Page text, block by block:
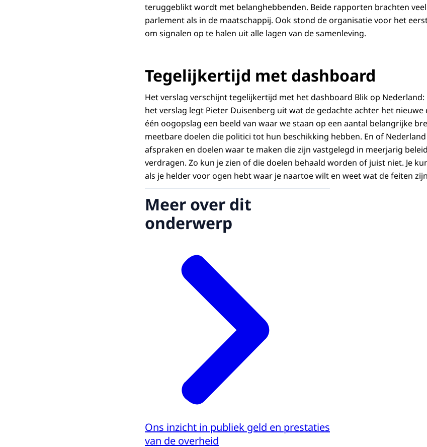
teruggeblikt wordt met belanghebbenden. Beide rapporten brachten
parlement als in de maatschappij. Ook stond de organisatie voor het
om signalen op te halen uit alle lagen van de samenleving.
Tegelijkertijd met dashboard
Het verslag verschijnt tegelijkertijd met het dashboard Blik op Nederland:
het verslag legt Pieter Duisenberg uit wat de gedachte achter het nieuwe
één oogopslag een beeld van waar we staan op een aantal belangrijke
meetbare doelen die politici tot hun beschikking hebben. En of
afspraken en doelen waar te maken die zijn vastgelegd in meerjarig
verdragen. Zo kun je zien of die doelen behaald worden of juist niet. Je
als je helder voor ogen hebt waar je naartoe wilt en weet wat de feiten
Meer over dit
onderwerp
Ons inzicht in publiek geld en prestaties
van de overheid